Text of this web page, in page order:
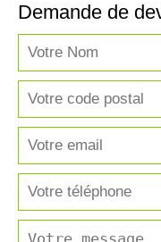
Demande de